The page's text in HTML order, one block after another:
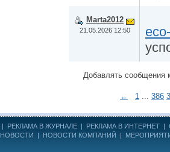
Marta2012
21.05.2026 12:50
Добавлять сообщения
← 1 ... 386
| РЕКЛАМА В ЖУРНАЛЕ | РЕКЛАМА В ИНТЕРНЕТ |
НОВОСТИ | НОВОСТИ КОМПАНИЙ |